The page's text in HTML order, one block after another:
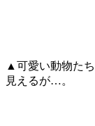
▲可愛い動物た
見えるが…。